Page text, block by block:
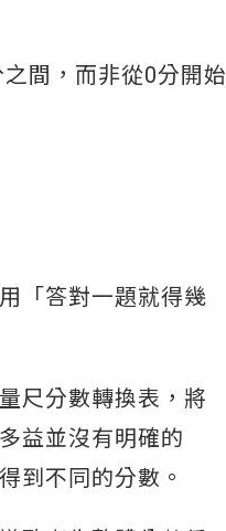
間，而非從0分開始
「答對一題就得幾
尺分數轉換表，將
益並沒有明確的
到不同的分數。